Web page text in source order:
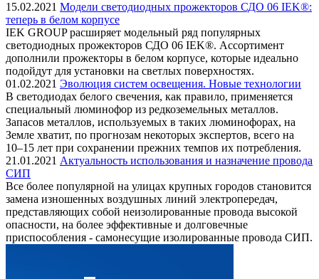
15.02.2021 Модели светодиодных прожекторов СДО 06 IEK®:
теперь в белом корпусе
IEK GROUP расширяет модельный ряд популярных
светодиодных прожекторов СДО 06 IEK®. Ассортимент
дополнили прожекторы в белом корпусе, которые идеально
подойдут для установки на светлых поверхностях.
01.02.2021 Эволюция систем освещения. Новые технологии
В светодиодах белого свечения, как правило, применяется
специальный люминофор из редкоземельных металлов.
Запасов металлов, используемых в таких люминофорах, на
Земле хватит, по прогнозам некоторых экспертов, всего на
10–15 лет при сохранении прежних темпов их потребления.
21.01.2021 Актуальность использования и назначение провода
СИП
Все более популярной на улицах крупных городов становится
замена изношенных воздушных линий электропередач,
представляющих собой неизолированные провода высокой
опасности, на более эффективные и долговечные
приспособления - самонесущие изолированные провода СИП.